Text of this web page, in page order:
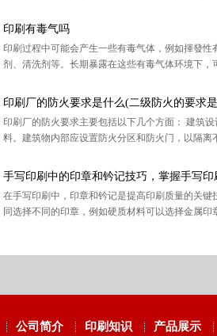
印刷有毒气吗
印刷过程中可能会产生一些有毒气体，例如揮發
剂、清洗剂等。长期暴露在这些有毒气体环境下，
印刷厂的防火要求是什么(二级防火的要求
印刷厂的防火要求主要包括以下几个方面： 建筑
料。建筑物内部应设置防火分区和防火门，以隔离
手写印刷中的印章和钤记技巧，掌握手写
在手写印刷中，印章和钤记是提高印刷质量的关
同选择不同的印章，例如硬质材料可以选择金属印
公司简介 印刷知识 产品展示